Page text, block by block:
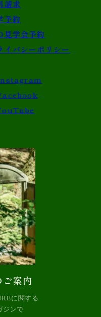
請求
予約
見学会予約
イバシーポリシー
案内
に関する
ジンで